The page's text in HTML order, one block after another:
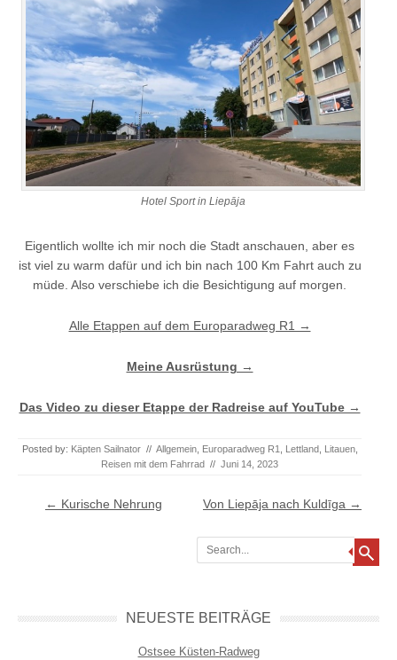
Hotel Sport in Liepāja
Eigentlich wollte ich mir noch die Stadt anschauen, aber es
ist viel zu warm dafür und ich bin nach 100 Km Fahrt auch zu
müde. Also verschiebe ich die Besichtigung auf morgen.
Alle Etappen auf dem Europaradweg R1 →
Meine Ausrüstung →
Das Video zu dieser Etappe der Radreise auf YouTube →
Posted by: Käpten Sailnator // Allgemein, Europaradweg R1 Lettland, Litauen,
Reisen mit dem Fahrrad // Juni 14, 2023
Post navigation
← Kurische Nehrung Von Liepāja nach Kuldīga →
Search
NEUESTE BEITRÄGE
Ostsee Küsten-Radweg